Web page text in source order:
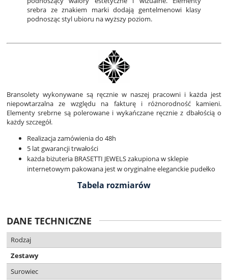
srebra ze znakiem marki dodają gentelmenowi klasy
podnosząc styl ubioru na wyższy poziom.
Bransolety wykonywane są ręcznie w naszej pracowni i każda jest
niepowtarzalna ze względu na fakturę i różnorodność kamieni.
Elementy srebrne są polerowane i wykańczane ręcznie z dbałością o
każdy szczegół.
Realizacja zamówienia do 48h
5 lat gwarancji trwałości
każda biżuteria BRASETTI JEWELS zakupiona w sklepie
internetowym pakowana jest w oryginalne eleganckie pudełko
Tabela rozmiarów
DANE TECHNICZNE
Rodzaj
Zestawy
Surowiec